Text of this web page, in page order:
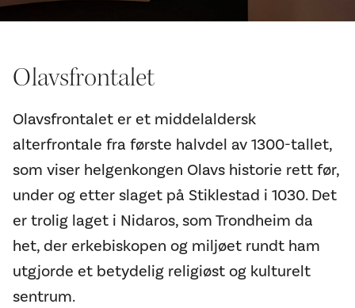
Olavsfrontalet
Olavsfrontalet er et middelaldersk
alterfrontale fra første halvdel av 1300-tallet,
som viser helgenkongen Olavs historie rett før,
under og etter slaget på Stiklestad i 1030. Det
er trolig laget i Nidaros, som Trondheim da
het, der erkebiskopen og miljøet rundt ham
utgjorde et betydelig religiøst og kulturelt
sentrum.